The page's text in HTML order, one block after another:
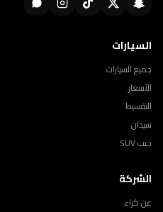
السيارات
جميع السيارات
الأسعار
التقسيط
سيدان
جيب SUV
الشركة
عن كراء